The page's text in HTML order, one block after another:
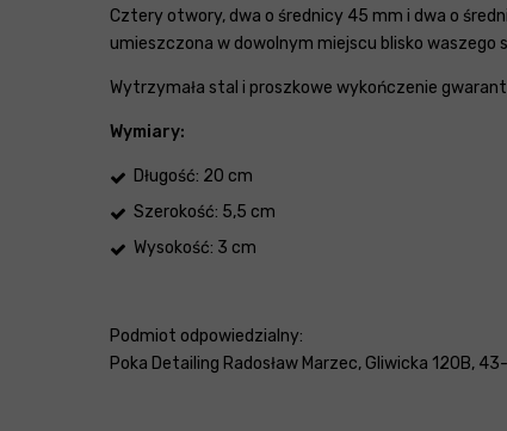
Cztery otwory, dwa o średnicy 45 mm i dwa o
umieszczona w dowolnym miejscu blisko
Wytrzymała stal i proszkowe wykończenie
Wymiary:
Długość: 20 cm
Szerokość: 5,5 cm
Wysokość: 3 cm
Podmiot odpowiedzialny:
Poka Detailing Radosław Marzec, Gliwicka 120B,